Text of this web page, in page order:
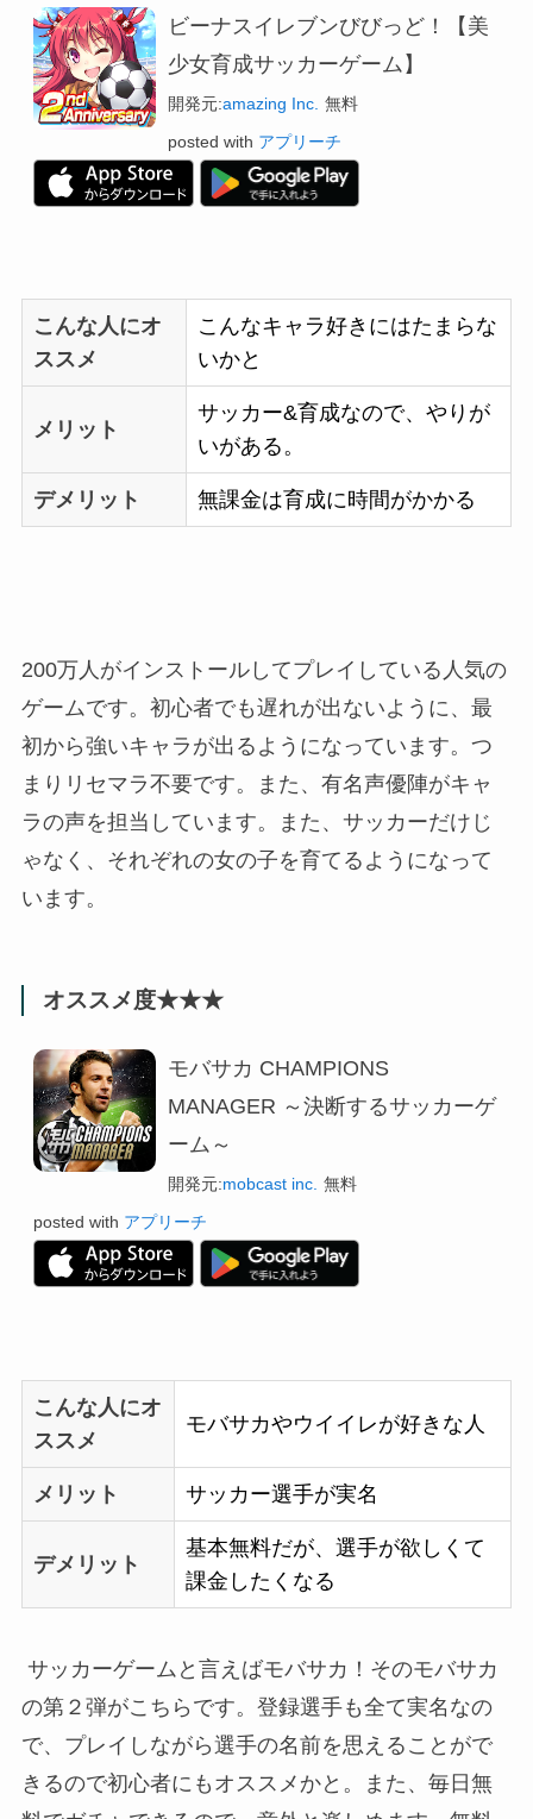
ビーナスイレブンびびっど！【美
少女育成サッカーゲーム】
開発元:amazing Inc. 無料
posted with アプリーチ
こんな人にオ
ススメ
こんなキャラ好きにはたまらな
いかと
メリット
サッカー&育成なので、やりが
いがある。
デメリット 無課金は育成に時間がかかる
200万人がインストールしてプレイしている人気の
ゲームです。初心者でも遅れが出ないように、最
初から強いキャラが出るようになっています。つ
まりリセマラ不要です。また、有名声優陣がキャ
ラの声を担当しています。また、サッカーだけじ
ゃなく、それぞれの女の子を育てるようになって
います。
オススメ度★★★
モバサカ CHAMPIONS
MANAGER ～決断するサッカーゲ
ーム～
開発元:mobcast inc. 無料
posted with アプリーチ
こんな人にオ
ススメ
モバサカやウイイレが好きな人
メリット サッカー選手が実名
デメリット
基本無料だが、選手が欲しくて
課金したくなる
サッカーゲームと言えばモバサカ！そのモバサカ
の第２弾がこちらです。登録選手も全て実名なの
で、プレイしながら選手の名前を思えることがで
きるので初心者にもオススメかと。また、毎日無